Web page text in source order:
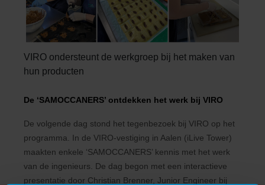
VIRO ondersteunt de werkgroep bij het maken van
hun producten
De ‘SAMOCCANERS’ ontdekken het werk bij VIRO
De volgende dag stond het tegenbezoek bij VIRO op het
programma. In de VIRO-vestiging in Aalen (iLive Tower)
maakten enkele ‘SAMOCCANERS’ kennis met het werk
van de ingenieurs. De dag begon met een interactieve
presentatie door Christian Brenner, Junior Engineer bij